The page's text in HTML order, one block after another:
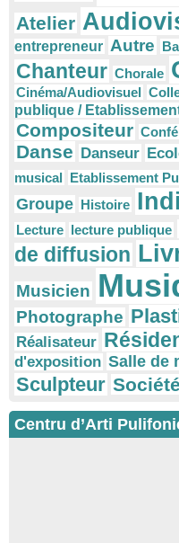
Atelier
entrepreneur Autre
Chanteur Chorale
Cinéma/Audiovisuel
publique /
Compositeur
Danse Danseur
musical Etablissement
Groupe Histoire
Lecture lecture publique
de diffusion
Musicien
Photographe
Réalisateur
d'exposition Salle de
Sculpteur Société
Centru d’Arti